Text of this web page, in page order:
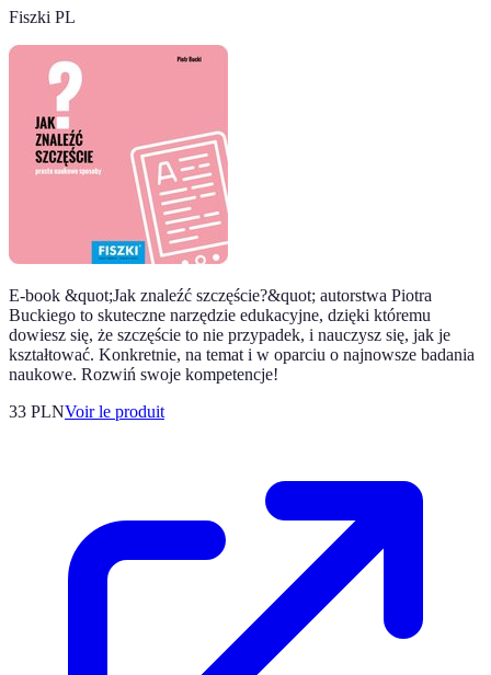
Fiszki PL
E-book &quot;Jak znaleźć szczęście?&quot; autorstwa Piotra
Buckiego to skuteczne narzędzie edukacyjne, dzięki któremu
dowiesz się, że szczęście to nie przypadek, i nauczysz się, jak je
kształtować. Konkretnie, na temat i w oparciu o najnowsze badania
naukowe. Rozwiń swoje kompetencje!
33 PLNVoir le produit